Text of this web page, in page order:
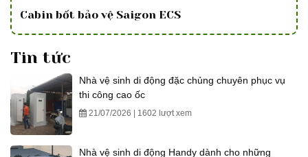
Cabin bốt bảo vệ Saigon ECS
Tin tức
Nhà vệ sinh di động đặc chủng chuyên phục vụ
thi công cao ốc
21/07/2026 | 1602 lượt xem
Nhà vệ sinh di động Handy dành cho những